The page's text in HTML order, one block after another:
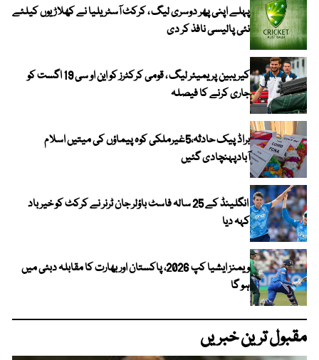
پہلے اپنی پھر دوسری لیگ ، کرکٹ آسٹریلیا نے کھلاڑیوں کیلئے
نئی پالیسی نافذ کر دی
کیریبین پریمیئر لیگ ، قومی کرکٹرز کو این او سی 19 اگست کو
جاری کرنے کا فیصلہ
براڈ پیک حادثہ،5غیرملکی کوہ پیماؤں کی میتیں اسلام
آبادپہنچادی گئیں
انگلینڈ کے 25 سالہ فاسٹ باؤلر جان ٹرنر نے کرکٹ کو خیر باد
کہہ دیا
ویمنز ایشیا کپ 2026، پاکستان اور بھارت کا مقابلہ دبئی میں
ہو گا
مقبول ترین خبریں